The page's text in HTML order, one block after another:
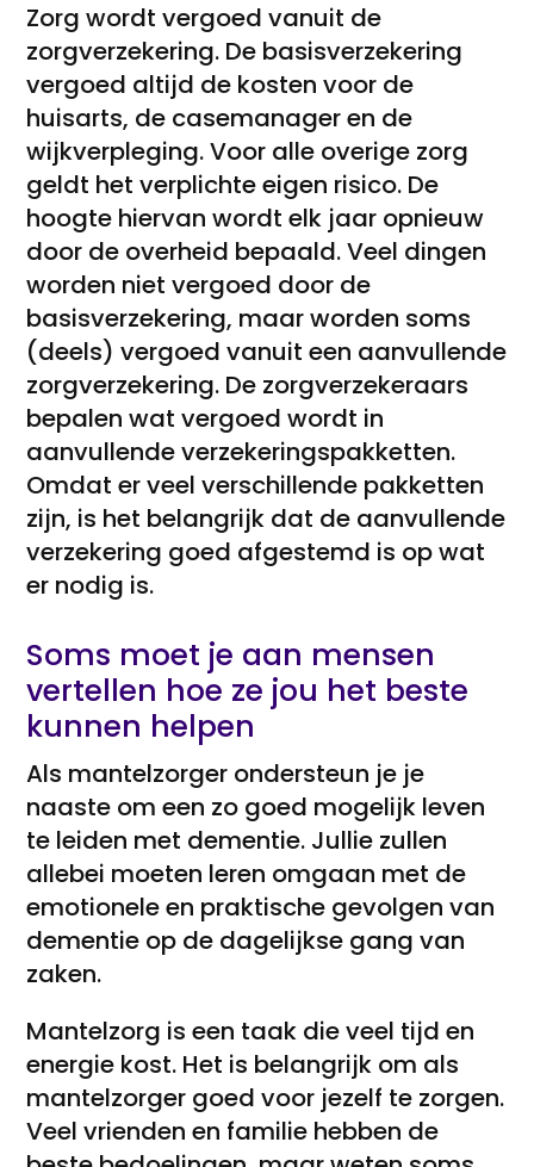
Zorg wordt vergoed vanuit de
zorgverzekering. De basisverzekering
vergoed altijd de kosten voor de
huisarts, de casemanager en de
wijkverpleging. Voor alle overige zorg
geldt het verplichte eigen risico. De
hoogte hiervan wordt elk jaar opnieuw
door de overheid bepaald. Veel dingen
worden niet vergoed door de
basisverzekering, maar worden soms
(deels) vergoed vanuit een aanvullende
zorgverzekering. De zorgverzekeraars
bepalen wat vergoed wordt in
aanvullende verzekeringspakketten.
Omdat er veel verschillende pakketten
zijn, is het belangrijk dat de aanvullende
verzekering goed afgestemd is op wat
er nodig is.
Soms moet je aan mensen
vertellen hoe ze jou het beste
kunnen helpen
Als mantelzorger ondersteun je je
naaste om een zo goed mogelijk leven
te leiden met dementie. Jullie zullen
allebei moeten leren omgaan met de
emotionele en praktische gevolgen van
dementie op de dagelijkse gang van
zaken.
Mantelzorg is een taak die veel tijd en
energie kost. Het is belangrijk om als
mantelzorger goed voor jezelf te zorgen.
Veel vrienden en familie hebben de